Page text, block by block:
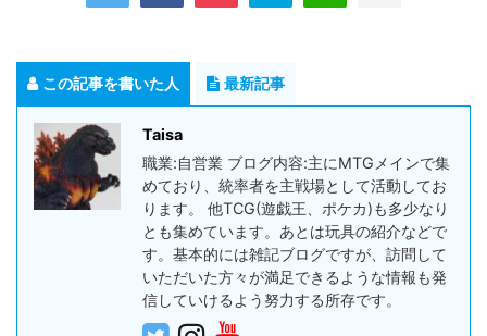
この記事を書いた人 最新記事
Taisa
職業:自営業 ブログ内容:主にMTGメインで集
めており、統率者を主戦場として活動してお
ります。 他TCG(遊戯王、ポケカ)も多少なり
とも集めています。あとは玩具の紹介などで
す。基本的には雑記ブログですが、訪問して
いただいた方々が満足できるような情報も発
信していけるよう努力する所存です。